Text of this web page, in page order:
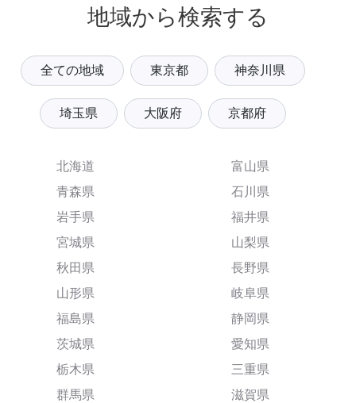
地域から検索する
全ての地域 東京都 神奈川県
埼玉県 大阪府 京都府
北海道
青森県
岩手県
宮城県
秋田県
山形県
福島県
茨城県
栃木県
群馬県
富山県
石川県
福井県
山梨県
長野県
岐阜県
静岡県
愛知県
三重県
滋賀県